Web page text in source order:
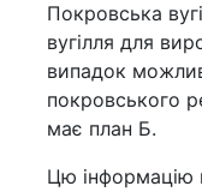
Покровська
вугілля для
випадок
покровського
має план Б.
Цю інформацію